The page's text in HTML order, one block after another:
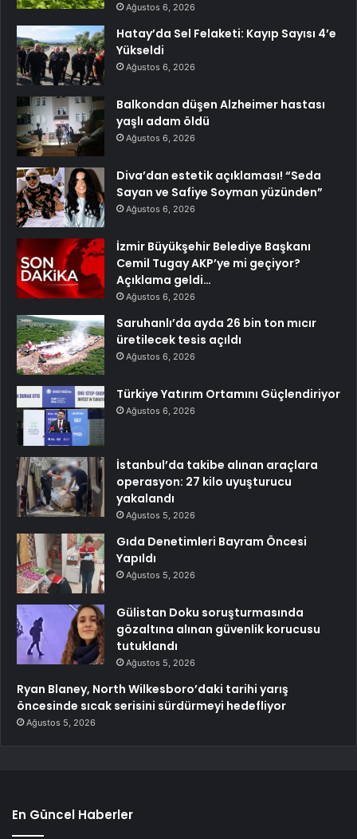
Ağustos 6, 2026
Hatay’da Sel Felaketi: Kayıp Sayısı 4’e
Yükseldi
Ağustos 6, 2026
Balkondan düşen Alzheimer hastası
yaşlı adam öldü
Ağustos 6, 2026
Diva’dan estetik açıklaması! “Seda
Sayan ve Safiye Soyman yüzünden”
Ağustos 6, 2026
İzmir Büyükşehir Belediye Başkanı
Cemil Tugay AKP’ye mi geçiyor?
Açıklama geldi…
Ağustos 6, 2026
Saruhanlı’da ayda 26 bin ton mıcır
üretilecek tesis açıldı
Ağustos 6, 2026
Türkiye Yatırım Ortamını Güçlendiriyor
Ağustos 6, 2026
İstanbul’da takibe alınan araçlara
operasyon: 27 kilo uyuşturucu
yakalandı
Ağustos 5, 2026
Gıda Denetimleri Bayram Öncesi
Yapıldı
Ağustos 5, 2026
Gülistan Doku soruşturmasında
gözaltına alınan güvenlik korucusu
tutuklandı
Ağustos 5, 2026
Ryan Blaney, North Wilkesboro’daki tarihi yarış
öncesinde sıcak serisini sürdürmeyi hedefliyor
Ağustos 5, 2026
En Güncel Haberler